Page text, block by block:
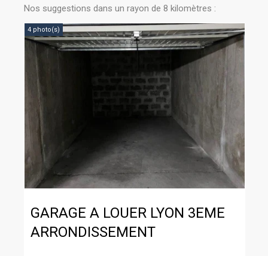
Nos suggestions dans un rayon de 8 kilomètres :
4 photo(s)
GARAGE A LOUER LYON 3EME
ARRONDISSEMENT